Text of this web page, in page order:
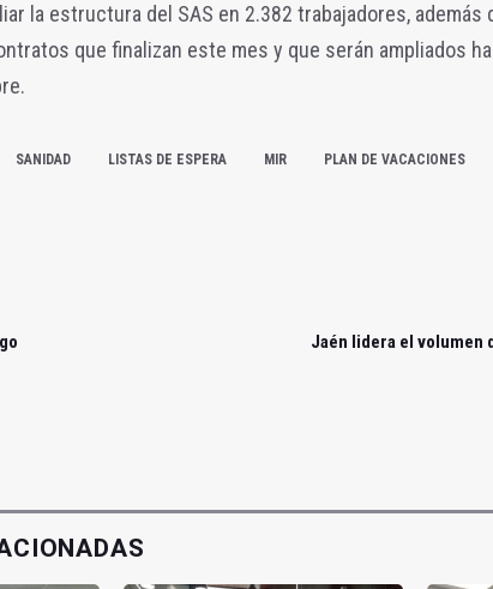
la estructura del SAS en 2.382 trabajadores, además
que finalizan este mes y que serán ampliados
SANIDAD LISTAS DE ESPERA MIR PLAN DE VACACIONES
Jaén lidera el volumen